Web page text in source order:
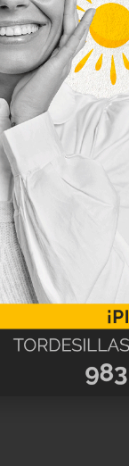
del que
en la
Instagram con
del ‘lugar del
uno por cada